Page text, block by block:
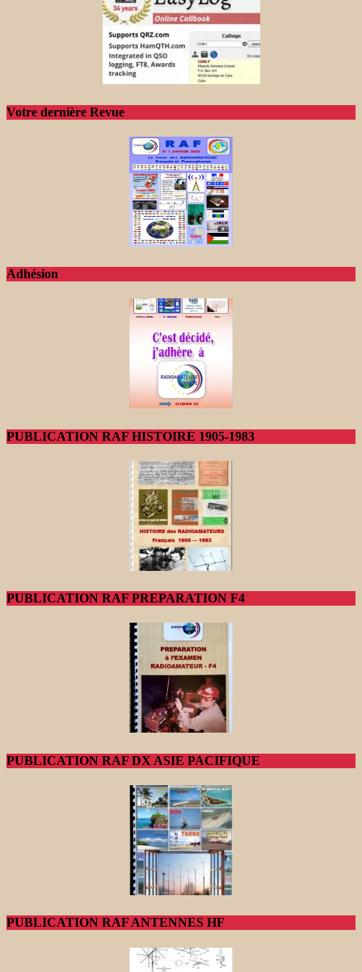
Votre dernière Revue
Adhésion
PUBLICATION RAF HISTOIRE 1905-1983
PUBLICATION RAF PREPARATION F4
PUBLICATION RAF DX ASIE PACIFIQUE
PUBLICATION RAF ANTENNES HF